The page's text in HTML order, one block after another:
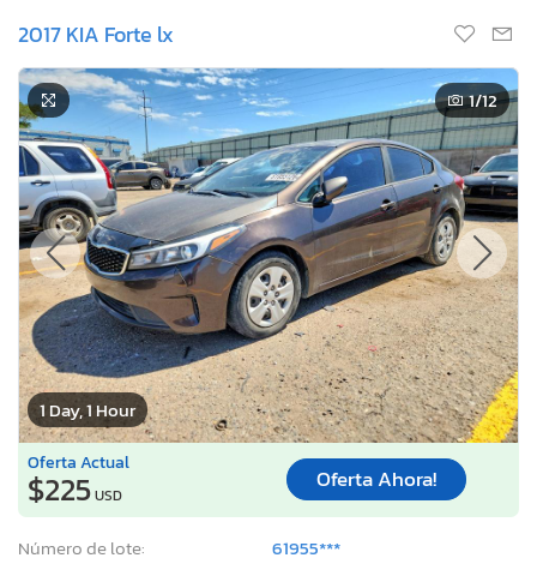
2017 KIA Forte lx
1 Day, 1 Hour
1/12
Oferta Actual
$225USD
Oferta Ahora!
Número de lote:
61955***